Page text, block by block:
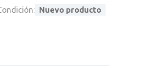
Nuevo producto